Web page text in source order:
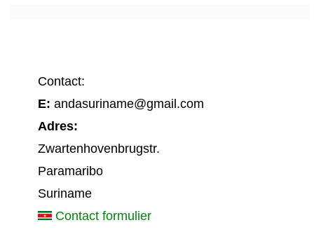
Contact:
E: andasuriname@gmail.com
Adres:
Zwartenhovenbrugstr.
Paramaribo
Suriname
Contact formulier